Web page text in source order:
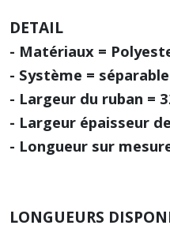
DETAIL
- Matériaux =
- Système =
- Largeur du ruban =
- Largeur épaisseur
- Longueur sur
LONGUEURS